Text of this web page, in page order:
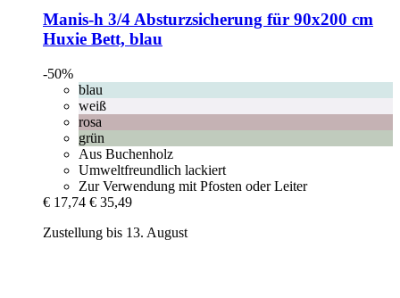
Manis-h 3/4 Absturzsicherung für 90x200 cm
Huxie Bett, blau
-50%
blau
weiß
rosa
grün
Aus Buchenholz
Umweltfreundlich lackiert
Zur Verwendung mit Pfosten oder Leiter
€ 17,74 € 35,49
Zustellung bis 13. August